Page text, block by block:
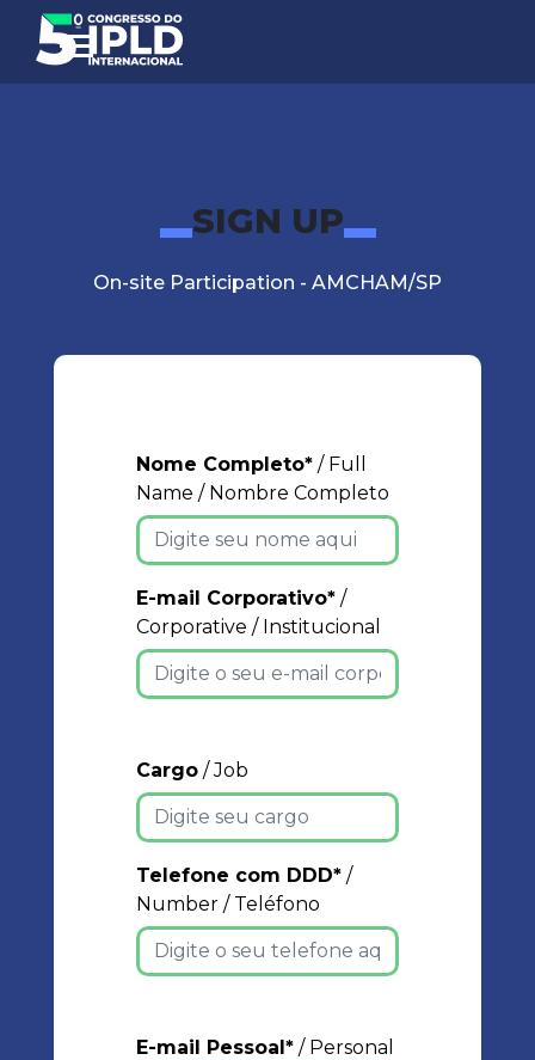
SIGN UP
On-site Participation - AMCHAM/SP
Nome Completo* / Full
Name / Nombre Completo
E-mail Corporativo* /
Corporative / Institucional
Cargo / Job
Telefone com DDD* /
Number / Teléfono
E-mail Pessoal* / Personal